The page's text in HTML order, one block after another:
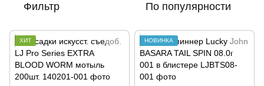
Фильтр По популярности
ХИТ НОВИНКА